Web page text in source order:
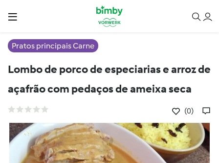
Pratos principais Carne
Lombo de porco de especiarias e arroz de
açafrão com pedaços de ameixa seca
(0)